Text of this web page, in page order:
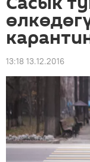
13:18 13.12.2016